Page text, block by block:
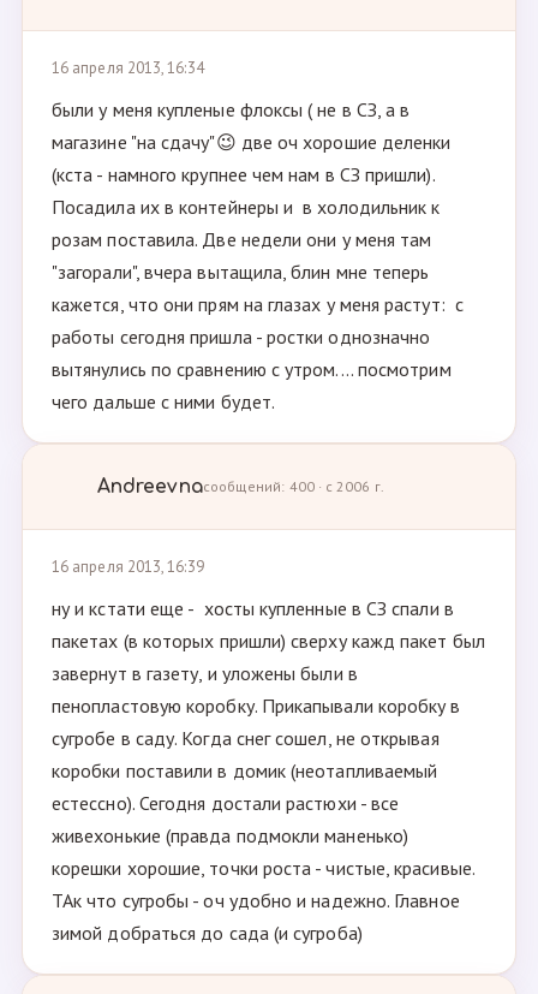
16 апреля 2013, 16:34
были у меня купленые флоксы ( не в СЗ, а в
магазине "на сдачу"😉 две оч хорошие деленки
(кста - намного крупнее чем нам в СЗ пришли).
Посадила их в контейнеры и в холодильник к
розам поставила. Две недели они у меня там
"загорали", вчера вытащила, блин мне теперь
кажется, что они прям на глазах у меня растут: с
работы сегодня пришла - ростки однозначно
вытянулись по сравнению с утром.... посмотрим
чего дальше с ними будет.
Andreevnaсообщений: 400 · с 2006 г.
16 апреля 2013, 16:39
ну и кстати еще - хосты купленные в СЗ спали в
пакетах (в которых пришли) сверху кажд пакет был
завернут в газету, и уложены были в
пенопластовую коробку. Прикапывали коробку в
сугробе в саду. Когда снег сошел, не открывая
коробки поставили в домик (неотапливаемый
естессно). Сегодня достали растюхи - все
живехонькие (правда подмокли маненько)
корешки хорошие, точки роста - чистые, красивые.
ТАк что сугробы - оч удобно и надежно. Главное
зимой добраться до сада (и сугроба)